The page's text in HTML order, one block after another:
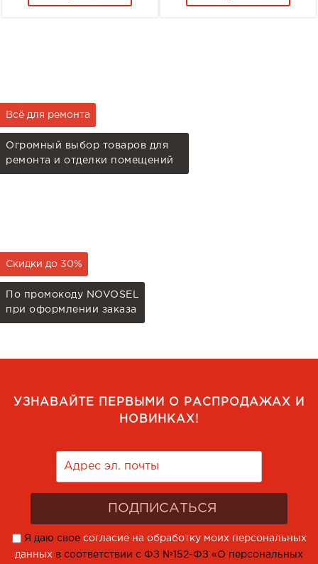
Всё для ремонта
Огромный выбор товаров для
ремонта и отделки помещений
Скидки до 30%
По промокоду NOVOSEL
при оформлении заказа
УЗНАВАЙТЕ ПЕРВЫМИ О РАСПРОДАЖАХ И
НОВИНКАХ!
Я даю свое согласие на обработку моих персональных
данных в соответствии с ФЗ №152-ФЗ «О персональных